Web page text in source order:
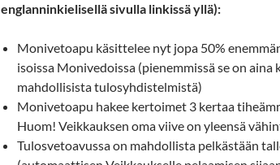
englanninkielisellä sivulla linkissä yllä):
Monivetoapu käsittelee nyt jopa 50%
isoissa Monivedoissa (pienemmissä se on aina
mahdollisista tulosyhdistelmistä)
Monivetoapu hakee kertoimet 3 kertaa
Huom! Veikkauksen oma viive on yleensä
Tulosvetoavussa on mahdollista pelkästään